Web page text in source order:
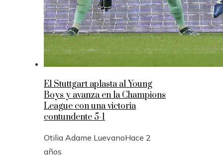
El Stuttgart aplasta al Young
Boys y avanza en la Champions
League con una victoria
contundente 5-1
Otilia Adame LuevanoHace 2
años